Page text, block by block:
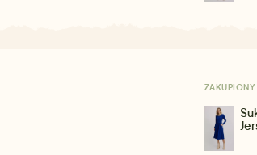
ZAKUPIONY